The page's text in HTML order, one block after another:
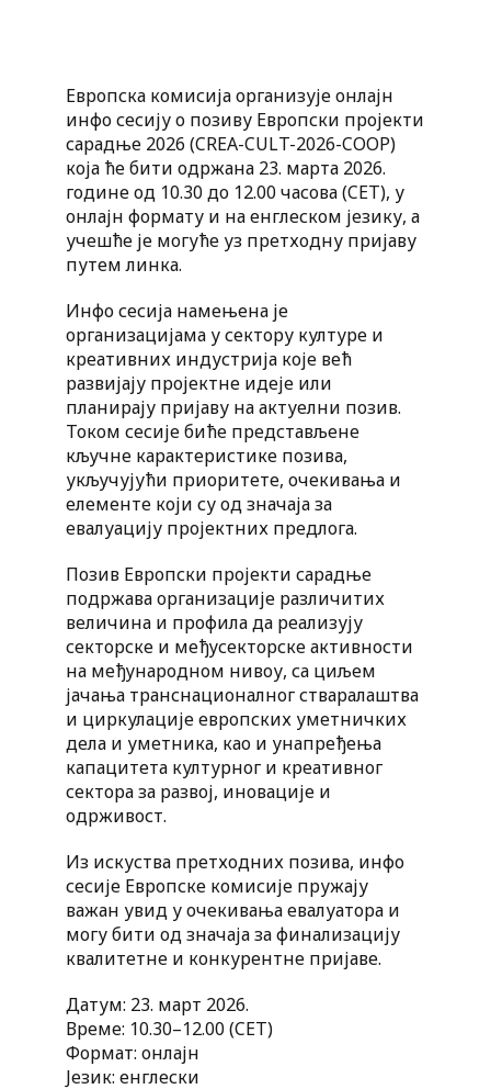
Европска комисија организује онлајн
инфо сесију о позиву Европски пројекти
сарадње 2026 (CREA-CULT-2026-COOP)
која ће бити одржана 23. марта 2026.
године од 10.30 до 12.00 часова (CET), у
онлајн формату и на енглеском језику, а
учешће је могуће уз претходну пријаву
путем линка.
Инфо сесија намењена је
организацијама у сектору културе и
креативних индустрија које већ
развијају пројектне идеје или
планирају пријаву на актуелни позив.
Током сесије биће представљене
кључне карактеристике позива,
укључујући приоритете, очекивања и
елементе који су од значаја за
евалуацију пројектних предлога.
Позив Европски пројекти сарадње
подржава организације различитих
величина и профила да реализују
секторске и међусекторске активности
на међународном нивоу, са циљем
јачања транснационалног стваралаштва
и циркулације европских уметничких
дела и уметника, као и унапређења
капацитета културног и креативног
сектора за развој, иновације и
одрживост.
Из искуства претходних позива, инфо
сесије Европске комисије пружају
важан увид у очекивања евалуатора и
могу бити од значаја за финализацију
квалитетне и конкурентне пријаве.
Датум: 23. март 2026.
Време: 10.30–12.00 (CET)
Формат: онлајн
Језик: енглески